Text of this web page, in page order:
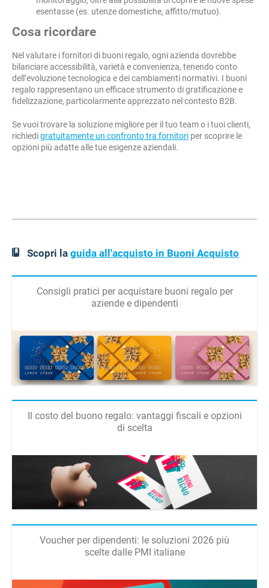
esentasse (es. utenze domestiche, affitto/mutuo).
Cosa ricordare
Nel valutare i fornitori di buoni regalo, ogni azienda dovrebbe
bilanciare accessibilità, varietà e convenienza, tenendo conto
dell’evoluzione tecnologica e dei cambiamenti normativi. I buoni
regalo rappresentano un efficace strumento di gratificazione e
fidelizzazione, particolarmente apprezzato nel contesto B2B.
Se vuoi trovare la soluzione migliore per il tuo team o i tuoi clienti,
richiedigratuitamente un confronto tra fornitori per scoprire le
opzioni più adatte alle tue esigenze aziendali.
Scopri laguida all'acquisto in Buoni Acquisto
Consigli pratici per acquistare buoni regalo per
aziende e dipendenti
Il costo del buono regalo: vantaggi fiscali e opzioni
di scelta
Voucher per dipendenti: le soluzioni 2026 più
scelte dalle PMI italiane